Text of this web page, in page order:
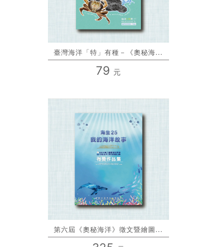
臺灣海洋「特」有種－《奧秘海...
79 元
第六屆《奧秘海洋》徵文暨繪圖...